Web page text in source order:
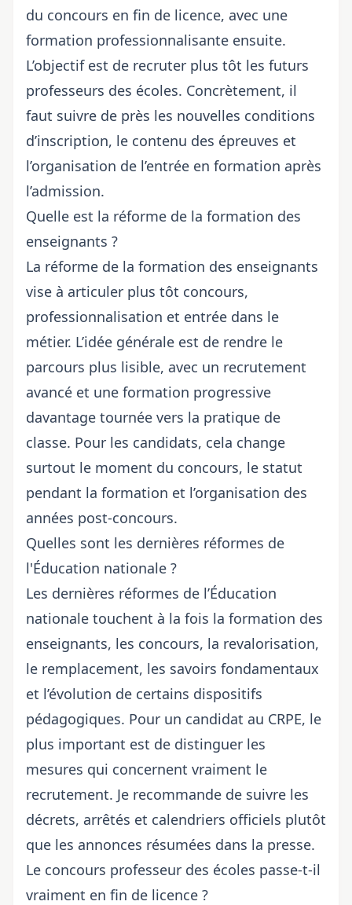
du concours en fin de licence, avec une
formation professionnalisante ensuite.
L’objectif est de recruter plus tôt les futurs
professeurs des écoles. Concrètement, il
faut suivre de près les nouvelles conditions
d’inscription, le contenu des épreuves et
l’organisation de l’entrée en formation après
l’admission.
Quelle est la réforme de la formation des
enseignants ?
La réforme de la formation des enseignants
vise à articuler plus tôt concours,
professionnalisation et entrée dans le
métier. L’idée générale est de rendre le
parcours plus lisible, avec un recrutement
avancé et une formation progressive
davantage tournée vers la pratique de
classe. Pour les candidats, cela change
surtout le moment du concours, le statut
pendant la formation et l’organisation des
années post-concours.
Quelles sont les dernières réformes de
l'Éducation nationale ?
Les dernières réformes de l’Éducation
nationale touchent à la fois la formation des
enseignants, les concours, la revalorisation,
le remplacement, les savoirs fondamentaux
et l’évolution de certains dispositifs
pédagogiques. Pour un candidat au CRPE, le
plus important est de distinguer les
mesures qui concernent vraiment le
recrutement. Je recommande de suivre les
décrets, arrêtés et calendriers officiels plutôt
que les annonces résumées dans la presse.
Le concours professeur des écoles passe-t-il
vraiment en fin de licence ?